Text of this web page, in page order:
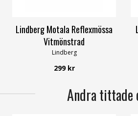
Lindberg Motala Reflexmössa
Vitmönstrad
Lindberg
299 kr
Andra tittade